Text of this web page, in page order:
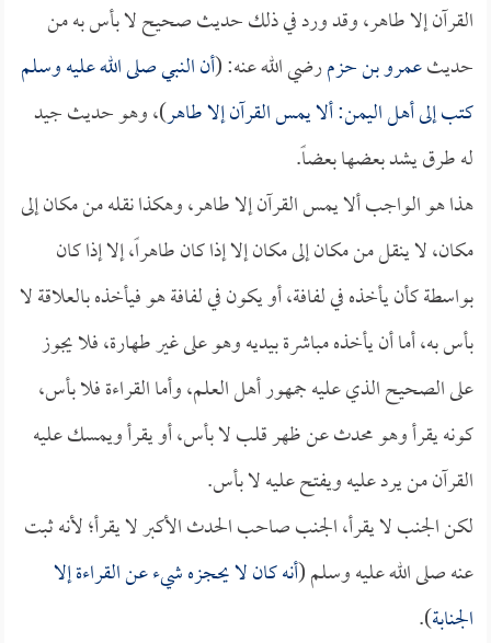
القرآن إلا طاهر، وقد ورد في ذلك حديث صحيح لا بأس به من
حديثعمرو بن حزمرضي الله عنه: (أن النبي صلى الله عليه وسلم
كتب إلى أهل اليمن: ألا يمس القرآن إلا طاهر)، وهو حديث جيد
له طرق يشد بعضها بعضاً.
هذا هو الواجب ألا يمس القرآن إلا طاهر، وهكذا نقله من مكان إلى
مكان، لا ينقل من مكان إلى مكان إلا إذا كان طاهراً، إلا إذا كان
بواسطة كأن يأخذه في لفافة، أو يكون في لفافة هو فيأخذه بالعلاقة لا
بأس به، أما أن يأخذه مباشرة بيديه وهو على غير طهارة، فلا يجوز
على الصحيح الذي عليه جمهور أهل العلم، وأما القراءة فلا بأس،
كونه يقرأ وهو محدث عن ظهر قلب لا بأس، أو يقرأ ويمسك عليه
القرآن من يرد عليه ويفتح عليه لا بأس.
لكن الجنب لا يقرأ، الجنب صاحب الحدث الأكبر لا يقرأ؛ لأنه ثبت
عنه صلى الله عليه وسلم (أنه كان لا يحجزه شيء عن القراءة إلا
الجنابة).